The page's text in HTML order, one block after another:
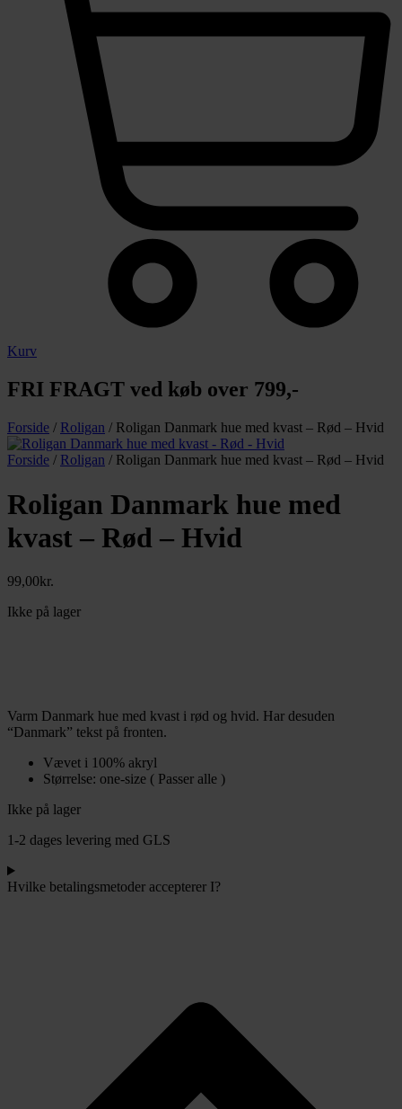
Kurv
FRI FRAGT ved køb over 799,-
Forside / Roligan / Roligan Danmark hue med kvast – Rød – Hvid
Forside / Roligan / Roligan Danmark hue med kvast – Rød – Hvid
Roligan Danmark hue med
kvast – Rød – Hvid
99,00kr.
Ikke på lager
Varm Danmark hue med kvast i rød og hvid. Har desuden
“Danmark” tekst på fronten.
Vævet i 100% akryl
Størrelse: one-size ( Passer alle )
Ikke på lager
1-2 dages levering med GLS
Hvilke betalingsmetoder accepterer I?